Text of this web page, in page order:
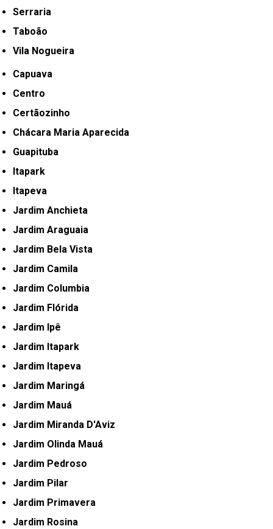
Serraria
Taboão
Vila Nogueira
Capuava
Centro
Certãozinho
Chácara Maria Aparecida
Guapituba
Itapark
Itapeva
Jardim Anchieta
Jardim Araguaia
Jardim Bela Vista
Jardim Camila
Jardim Columbia
Jardim Flórida
Jardim Ipê
Jardim Itapark
Jardim Itapeva
Jardim Maringá
Jardim Mauá
Jardim Miranda D'Aviz
Jardim Olinda Mauá
Jardim Pedroso
Jardim Pilar
Jardim Primavera
Jardim Rosina